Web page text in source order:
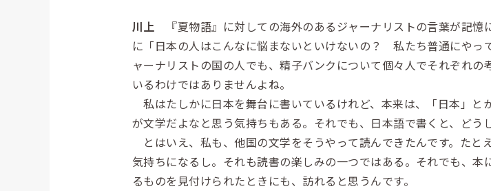
川上 『夏物語』に対しての海外のあるジャーナリストの言葉が記
に「日本の人はこんなに悩まないといけないの？ 私たち普通にやっ
ャーナリストの国の人でも、精子バンクについて個々人でそれぞれ
いるわけではありませんよね。
私はたしかに日本を舞台に書いているけれど、本来は、「日本」
が文学だよなと思う気持ちもある。それでも、日本語で書くと、どう
とはいえ、私も、他国の文学をそうやって読んできたんです。た
気持ちになるし。それも読書の楽しみの一つではある。それでも、
るものを見付けられたときにも、訪れると思うんです。